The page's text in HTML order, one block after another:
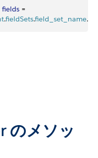
fields =
.fieldSets.field_set_name.
のメソッ